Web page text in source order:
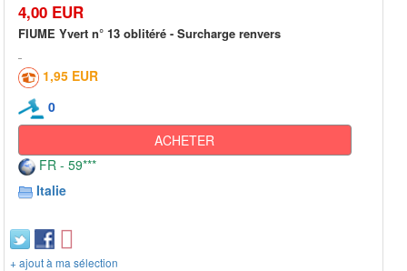
4,00 EUR
FIUME Yvert n° 13 oblitéré - Surcharge renvers
1,95 EUR
0
ACHETER
FR - 59***
Italie
+ ajout à ma sélection